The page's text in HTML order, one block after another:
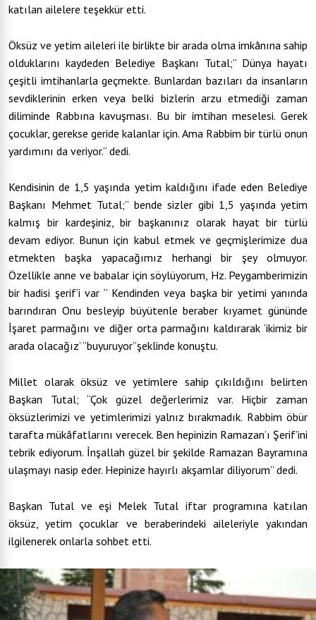
katılan ailelere teşekkür etti.
Öksüz ve yetim aileleri ile birlikte bir arada olma imkânına sahip
olduklarını kaydeden Belediye Başkanı Tutal;’’ Dünya hayatı
çeşitli imtihanlarla geçmekte. Bunlardan bazıları da insanların
sevdiklerinin erken veya belki bizlerin arzu etmediği zaman
diliminde Rabbına kavuşması. Bu bir imtihan meselesi. Gerek
çocuklar, gerekse geride kalanlar için. Ama Rabbim bir türlü onun
yardımını da veriyor.’’ dedi.
Kendisinin de 1,5 yaşında yetim kaldığını ifade eden Belediye
Başkanı Mehmet Tutal;’’ bende sizler gibi 1,5 yaşında yetim
kalmış bir kardeşiniz, bir başkanınız olarak hayat bir türlü
devam ediyor. Bunun için kabul etmek ve geçmişlerimize dua
etmekten başka yapacağımız herhangi bir şey olmuyor.
Özellikle anne ve babalar için söylüyorum, Hz. Peygamberimizin
bir hadisi şerif’i var ‘’ Kendinden veya başka bir yetimi yanında
barındıran Onu besleyip büyütenle beraber kıyamet gününde
İşaret parmağını ve diğer orta parmağını kaldırarak ‘ikimiz bir
arada olacağız’ ‘’buyuruyor’’şeklinde konuştu.
Millet olarak öksüz ve yetimlere sahip çıkıldığını belirten
Başkan Tutal; “Çok güzel değerlerimiz var. Hiçbir zaman
öksüzlerimizi ve yetimlerimizi yalnız bırakmadık. Rabbim öbür
tarafta mükâfatlarını verecek. Ben hepinizin Ramazan’ı Şerif’ini
tebrik ediyorum. İnşallah güzel bir şekilde Ramazan Bayramına
ulaşmayı nasip eder. Hepinize hayırlı akşamlar diliyorum’’ dedi.
Başkan Tutal ve eşi Melek Tutal iftar programına katılan
öksüz, yetim çocuklar ve beraberindeki aileleriyle yakından
ilgilenerek onlarla sohbet etti.